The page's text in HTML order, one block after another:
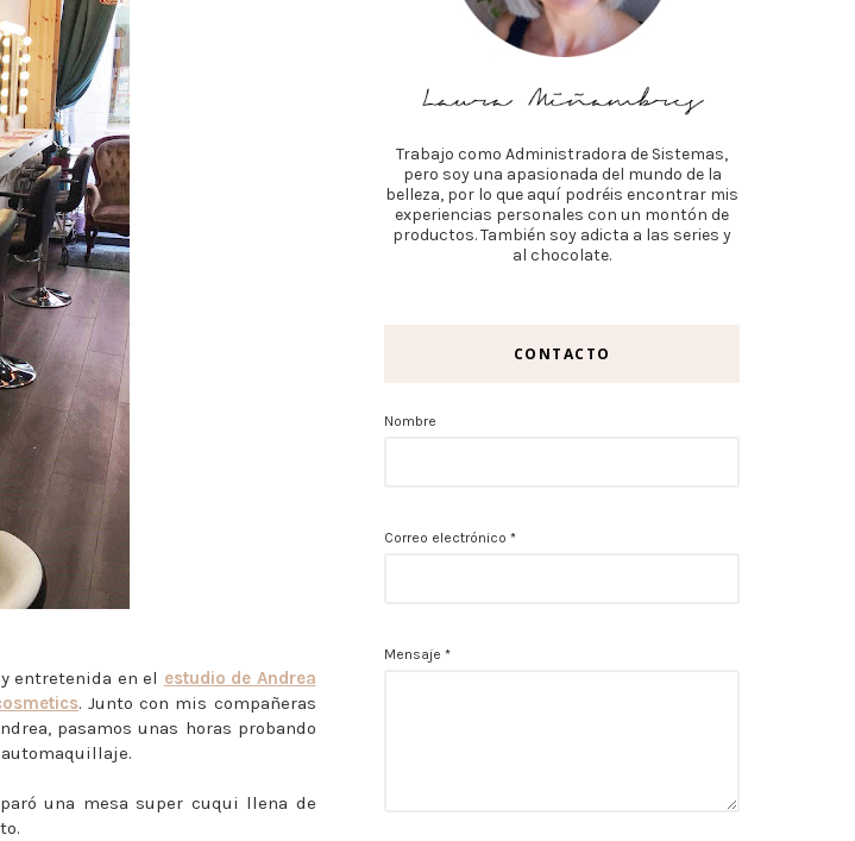
entretenida en el estudio de Andrea
. Junto con mis compañeras
pasamos unas horas probando
una mesa super cuqui llena de
Trabajo como Administradora de Sistemas,
pero soy una apasionada del mundo de la
belleza, por lo que aquí podréis encontrar mis
experiencias personales con un montón de
productos. También soy adicta a las series y
al chocolate.
CONTACTO
Nombre
Correo electrónico *
Mensaje *